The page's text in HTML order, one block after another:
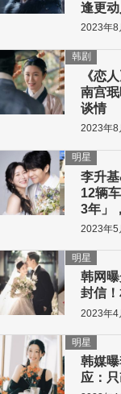
逢更动
2023年8
《恋
南宫
谈情
韩剧
2023年8
李升
12辆
3年」
明星
2023年5
韩网
封信
明星
2023年4
韩媒
应：
明星